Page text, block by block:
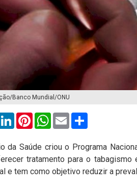
Banco Mundial/ONU
LinkedInPinterestWhatsApp
Email
da Saúde criou o Programa
tratamento para o
e tem como objetivo reduzir a